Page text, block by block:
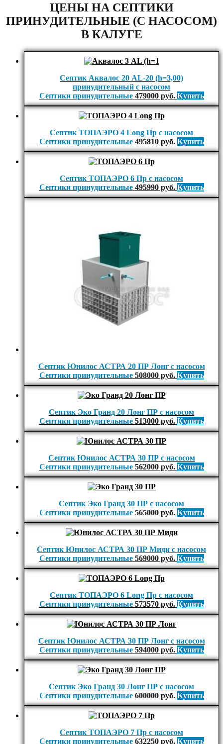
ЦЕНЫ НА СЕПТИКИ
ПРИНУДИТЕЛЬНЫЕ (С НАСОСОМ)
В КАЛУГЕ
Септик Аквалос 20 AL-20 (h=3,00)
принудительный с насосом
Септики принудительные 479000руб. Купить
Септик ТОПАЭРО 4 Long Пр с насосом
Септики принудительные 495810руб. Купить
Септик ТОПАЭРО 6 Пр с насосом
Септики принудительные 495990руб. Купить
Септик Юнилос АСТРА 20 ПР Лонг с насосом
Септики принудительные 508000руб. Купить
Септик Эко Гранд 20 Лонг ПР с насосом
Септики принудительные 513000руб. Купить
Септик Юнилос АСТРА 30 ПР с насосом
Септики принудительные 562000руб. Купить
Септик Эко Гранд 30 ПР с насосом
Септики принудительные 565000руб. Купить
Септик Юнилос АСТРА 30 ПР Миди с насосом
Септики принудительные 569000руб. Купить
Септик ТОПАЭРО 6 Long Пр с насосом
Септики принудительные 573570руб. Купить
Септик Юнилос АСТРА 30 ПР Лонг с насосом
Септики принудительные 594000руб. Купить
Септик Эко Гранд 30 Лонг ПР с насосом
Септики принудительные 600000руб. Купить
Септик ТОПАЭРО 7 Пр с насосом
Септики принудительные 632250руб. Купить